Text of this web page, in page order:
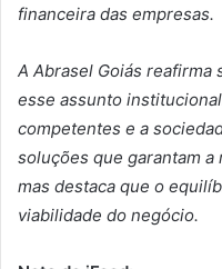
financeira das empresas.
A Abrasel Goiás
esse assunto
competentes e a
soluções que garantam
mas destaca que o
viabilidade do negócio.